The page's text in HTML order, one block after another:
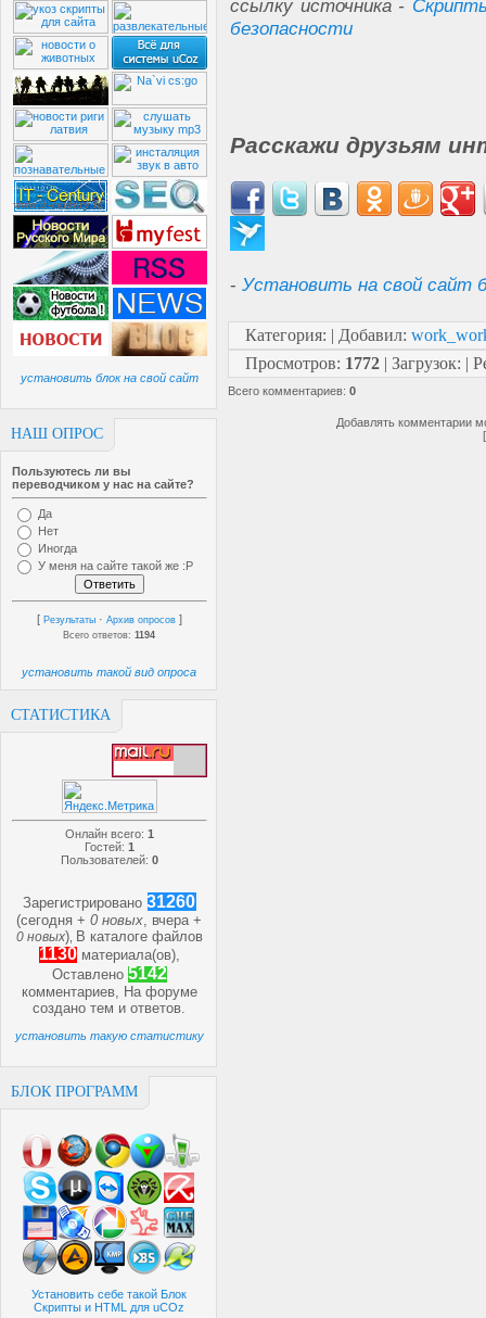
установить блок на свой сайт
НАШ ОПРОС
Пользуютесь ли вы
переводчиком у нас на сайте?
Да
Нет
Иногда
У меня на сайте такой же :P
[ Результаты · Архив опросов ]
Всего ответов:1194
установить такой вид опроса
СТАТИСТИКА
Онлайн всего: 1
Гостей: 1
Пользователей: 0
Зарегистрировано 31260
(сегодня +0 новых, вчера +
0 новых) В каталоге файлов
1130 материала(ов),
Оставлено 5142
комментариев, На форуме
созданотем иответов.
установить такую статистику
БЛОК ПРОГРАММ
Установить себе такой Блок
Скрипты и HTML для uCOz
ссылку источника -
безопасности
Расскажи друзьям
- Установить на свой сайт
Категория: | Добавил:
Просмотров: 1772 | Загрузок: |
Всего комментариев: 0
Добавлять комментарии